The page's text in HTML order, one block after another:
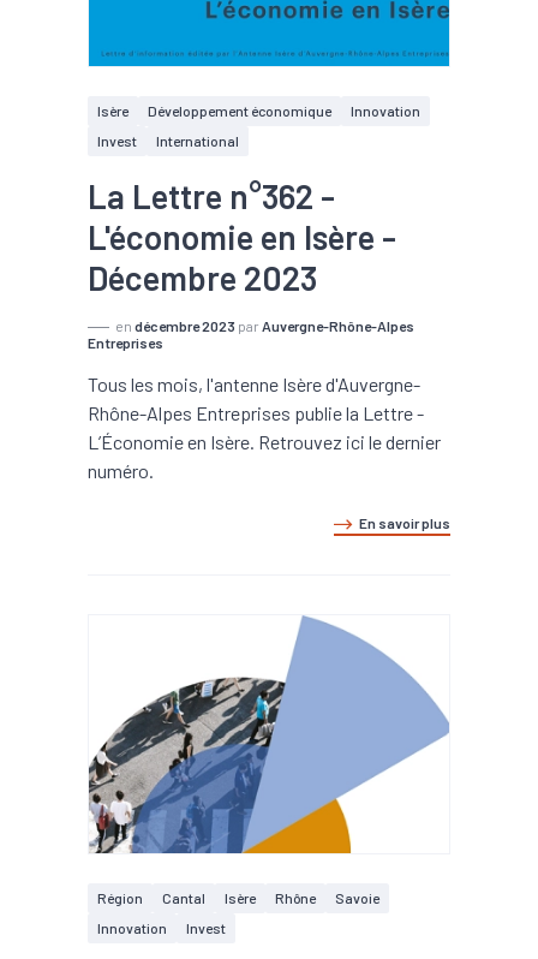
Isère Développement économique
Innovation
Invest
International
La Lettre n°362 -
L'économie en Isère -
Décembre 2023
en décembre 2023 par Auvergne-Rhône-Alpes
Entreprises
Tous les mois, l'antenne Isère d'Auvergne-
Rhône-Alpes Entreprises publie la Lettre -
L’Économie en Isère. Retrouvez ici le dernier
numéro.
En savoir plus
Région Cantal Isère Rhône
Savoie
Innovation
Invest